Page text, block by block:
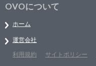
OVOについて
ホーム
運営会社
利用規約
サイトポリシー